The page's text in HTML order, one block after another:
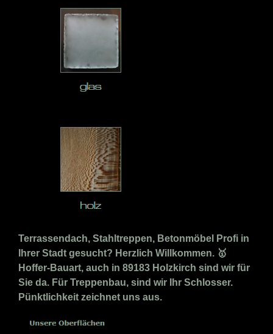
Terrassendach, Stahltreppen, Betonmöbel Profi in
Ihrer Stadt gesucht? Herzlich Willkommen. 🥇
Hoffer-Bauart, auch in 89183 Holzkirch sind wir für
Sie da. Für Treppenbau, sind wir Ihr Schlosser.
Pünktlichkeit zeichnet uns aus.